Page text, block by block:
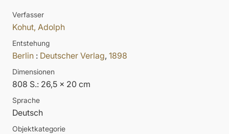
Verfasser
Kohut, Adolph
Entstehung
Berlin : Deutscher Verlag, 1898
Dimensionen
808 S.: 26,5 x 20 cm
Sprache
Deutsch
Objektkategorie